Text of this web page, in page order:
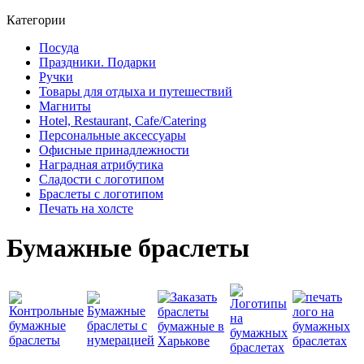
Категории
Посуда
Праздники. Подарки
Ручки
Товары для отдыха и путешествий
Магниты
Hotel, Restaurant, Cafe/Catering
Персональные аксессуары
Офисные принадлежности
Наградная атрибутика
Сладости с логотипом
Браслеты с логотипом
Печать на холсте
Бумажные браслеты